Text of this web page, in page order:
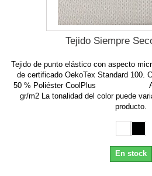
Tejido Siempre
Tejido de punto elástico con aspecto
de certificado OekoTex Standard 100.
50 % Poliéster CoolPlus
gr/m2 La tonalidad del color puede
producto.
En stock